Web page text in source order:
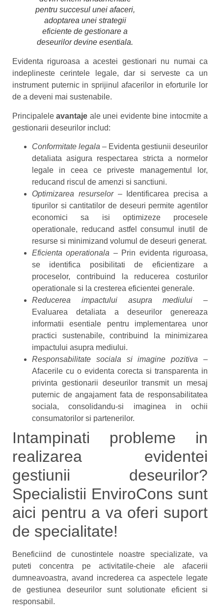
pentru succesul unei afaceri,
adoptarea unei strategii
eficiente de gestionare a
deseurilor devine esentiala.
Evidenta riguroasa a acestei gestionari nu numai ca
indeplineste cerintele legale, dar si serveste ca un
instrument puternic in sprijinul afacerilor in eforturile lor
de a deveni mai sustenabile.
Principaleleavantaje ale unei evidente bine intocmite a
gestionarii deseurilor includ:
Conformitate legala – Evidenta gestiunii deseurilor
detaliata asigura respectarea stricta a normelor
legale in ceea ce priveste managementul lor,
reducand riscul de amenzi si sanctiuni.
Optimizarea resurselor– Identificarea precisa a
tipurilor si cantitatilor de deseuri permite agentilor
economici sa isi optimizeze procesele
operationale, reducand astfel consumul inutil de
resurse si minimizand volumul de deseuri generat.
Eficienta operationala – Prin evidenta riguroasa,
se identifica posibilitati de eficientizare a
proceselor, contribuind la reducerea costurilor
operationale si la cresterea eficientei generale.
Reducerea impactului asupra mediului –
Evaluarea detaliata a deseurilor genereaza
informatii esentiale pentru implementarea unor
practici sustenabile, contribuind la minimizarea
impactului asupra mediului.
Responsabilitate sociala si imagine pozitiva –
Afacerile cu o evidenta corecta si transparenta in
privinta gestionarii deseurilor transmit un mesaj
puternic de angajament fata de responsabilitatea
sociala, consolidandu-si imaginea in ochii
consumatorilor si partenerilor.
Intampinati probleme in
realizarea evidentei
gestiunii deseurilor?
Specialistii EnviroCons sunt
aici pentru a va oferi suport
de specialitate!
Beneficiind de cunostintele noastre specializate, va
puteti concentra pe activitatile-cheie ale afacerii
dumneavoastra, avand increderea ca aspectele legate
de gestiunea deseurilor sunt solutionate eficient si
responsabil.